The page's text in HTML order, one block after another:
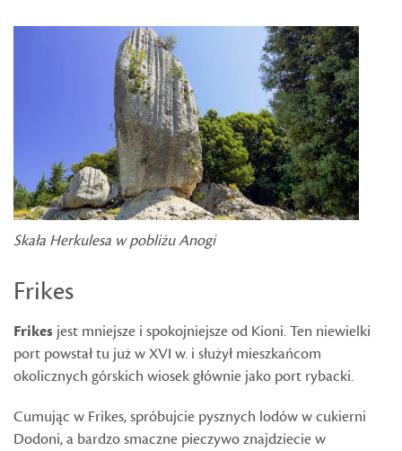
Skała Herkulesa w pobliżu Anogi
Frikes
Frikes jest mniejsze i spokojniejsze od Kioni. Ten niewielki
port powstał tu już w XVI w. i służył mieszkańcom
okolicznych górskich wiosek głównie jako port rybacki.
Cumując w Frikes, spróbujcie pysznych lodów w cukierni
Dodoni, a bardzo smaczne pieczywo znajdziecie w